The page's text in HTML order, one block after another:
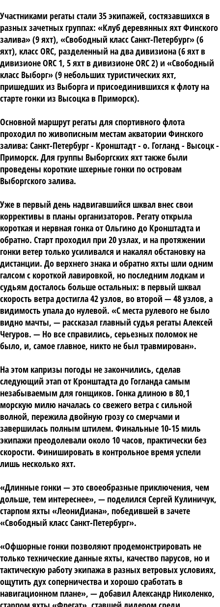
Участниками регаты стали 35 экипажей, состязавшихся в
разных зачетных группах: «Клуб деревянных яхт Финского
залива» (9 яхт), «Свободный класс Санкт-Петербург» (6
яхт), класс ORC, разделенный на два дивизиона (6 яхт в
дивизионе ORC 1, 5 яхт в дивизионе ORC 2) и «Свободный
класс Выборг» (9 небольших туристических яхт,
пришедших из Выборга и присоединившихся к флоту на
старте гонки из Высоцка в Приморск).
Основной маршрут регаты для спортивного флота
проходил по живописным местам акватории Финского
залива: Санкт-Петербург - Кронштадт - о. Гогланд - Высоцк -
Приморск. Для группы Выборгских яхт также были
проведены короткие шхерные гонки по островам
Выборгского залива.
Уже в первый день надвигавшийся шквал внес свои
коррективы в планы организаторов. Регату открыла
короткая и нервная гонка от Ольгино до Кронштадта и
обратно. Старт проходил при 20 узлах, и на протяжении
гонки ветер только усиливался и накалял обстановку на
дистанции. До верхнего знака и обратно яхты шли одним
галсом с короткой лавировкой, но последним лодкам и
судьям досталось больше остальных: в первый шквал
скорость ветра достигла 42 узлов, во второй — 48 узлов, а
видимость упала до нулевой. «С места рулевого не было
видно мачты, — рассказал главный судья регаты Алексей
Чегуров. — Но все справились, серьезных поломок не
было, и, самое главное, никто не был травмирован».
На этом капризы погоды не закончились, сделав
следующий этап от Кронштадта до Гогланда самым
незабываемым для гонщиков. Гонка длиною в 80,1
морскую милю началась со свежего ветра с сильной
волной, пережила двойную грозу со смерчами и
завершилась полным штилем. Финальные 10-15 миль
экипажи преодолевали около 10 часов, практически без
скорости. Финишировать в контрольное время успели
лишь несколько яхт.
«Длинные гонки — это своеобразные приключения, чем
дольше, тем интереснее», — поделился Сергей Кулиничук,
старпом яхты «ЛеониДиана», победившей в зачете
«Свободный класс Санкт-Петербург».
«Офшорные гонки позволяют продемонстрировать не
только технические данные яхты, качество парусов, но и
тактическую работу экипажа в разных ветровых условиях,
ощутить дух соперничества и хорошо сработать в
навигационном плане», — добавил Александр Николенко,